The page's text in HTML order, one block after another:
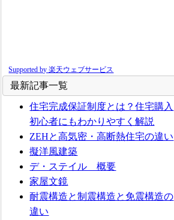
Supported by 楽天ウェブサービス
最新記事一覧
住宅完成保証制度とは？住宅購入
初心者にもわかりやすく解説
ZEHと高気密・高断熱住宅の違い
擬洋風建築
デ・ステイル 概要
家屋文鏡
耐震構造と制震構造と免震構造の
違い